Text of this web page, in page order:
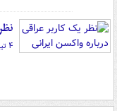
۴ تیر ۰۰ - ۱۳:۵۲